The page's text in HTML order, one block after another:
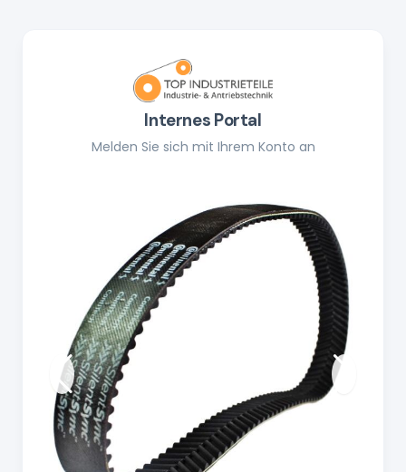
Internes Portal
Melden Sie sich mit Ihrem Konto an